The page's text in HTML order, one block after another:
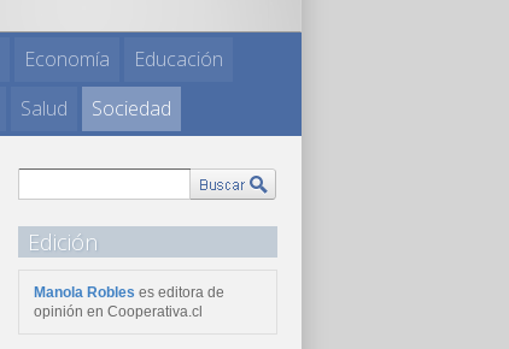
Economía
Educación
Salud Sociedad
Edición
Manola Robles es editora de
opinión en Cooperativa.cl